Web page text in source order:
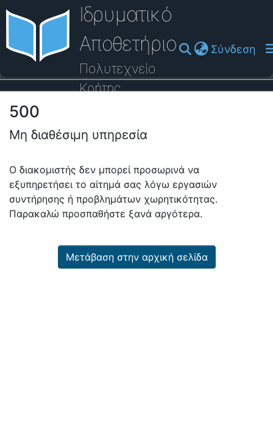
Ιδρυματικό
Αποθετήριο
Πολυτεχνείο
Κρήτης
Σύνδεση
Οδηγός Βοήθειας
500
Μη διαθέσιμη υπηρεσία
Ο διακομιστής δεν μπορεί προσωρινά να
εξυπηρετήσει το αίτημά σας λόγω εργασιών
συντήρησης ή προβλημάτων χωρητικότητας.
Παρακαλώ προσπαθήστε ξανά αργότερα.
Μετάβαση στην αρχική σελίδα